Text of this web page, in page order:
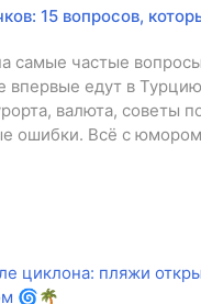
15 вопросов,
самые частые вопросы
впервые едут в
валюта, советы
ошибки. Всё с